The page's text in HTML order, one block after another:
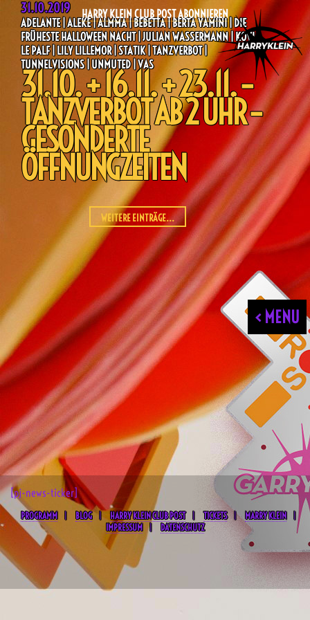
HARRY KLEIN CLUB POST ABONNIEREN
< MENU
31.10.2019
ADELANTE | ALEKE | ALMMA | BEBETTA | BERTA YAMINI | DIE
FRÜHESTE HALLOWEEN NACHT | JULIAN WASSERMANN | KOVI |
LE PALF | LILY LILLEMOR | STATIK | TANZVERBOT |
TUNNELVISIONS | UNMUTED | VAS
31.10. + 16.11. + 23.11. –
TANZVERBOT AB 2 UHR –
GESONDERTE
ÖFFNUNGZEITEN
WEITERE EINTRÄGE...
[pj-news-ticker]
PROGRAMM BLOG HARRY KLEIN CLUB POST TICKETS
MARRY KLEIN
IMPRESSUM
DATENSCHUTZ